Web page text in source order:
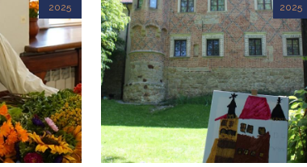
2025
2025